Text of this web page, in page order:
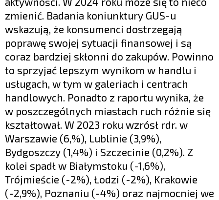
zmienić. Badania koniunktury GUS-u
wskazują, że konsumenci dostrzegają
poprawę swojej sytuacji finansowej i są
coraz bardziej skłonni do zakupów. Powinno
to sprzyjać lepszym wynikom w handlu i
usługach, w tym w galeriach i centrach
handlowych. Ponadto z raportu wynika, że
w poszczególnych miastach ruch różnie się
kształtował. W 2023 roku wzrósł rdr. w
Warszawie (6,%), Lublinie (3,9%),
Bydgoszczy (1,4%) i Szczecinie (0,2%). Z
kolei spadł w Białymstoku (-1,6%),
Trójmieście (-2%), Łodzi (-2%), Krakowie
(-2,9%), Poznaniu (-4%) oraz najmocniej we